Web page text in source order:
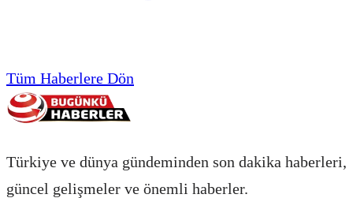
Tüm Haberlere Dön
Türkiye ve dünya gündeminden son dakika haberleri,
güncel gelişmeler ve önemli haberler.